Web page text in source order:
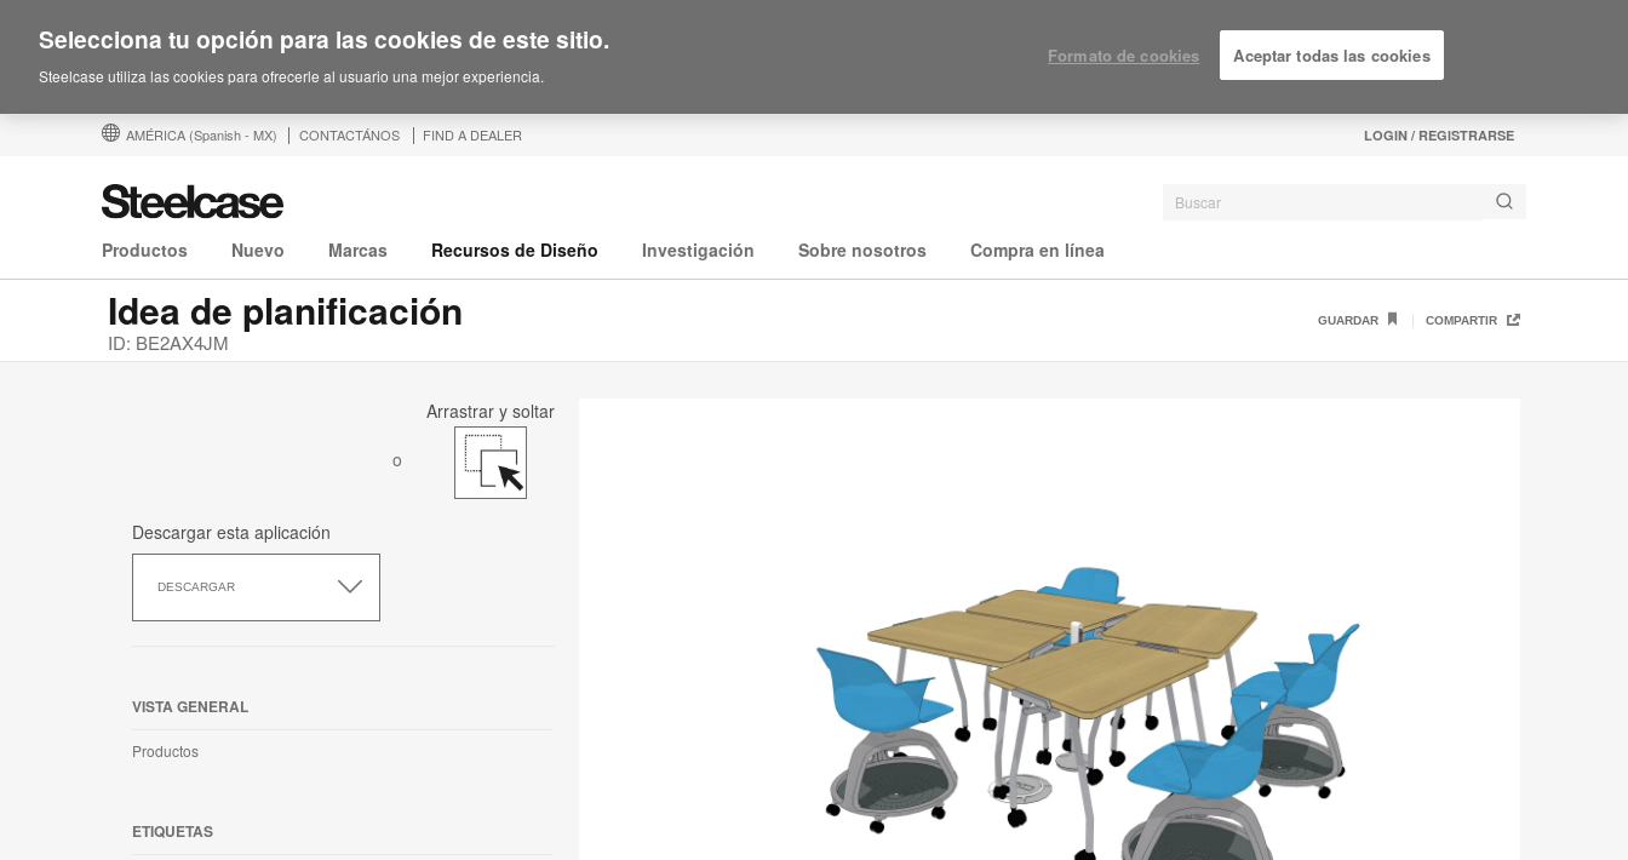
AMÉRICA (Spanish - MX) CONTACTÁNOS FIND A DEALER LOGIN / REGISTRARSE
Productos Nuevo Marcas Recursos de Diseño Investigación Sobre nosotros Compra en línea
Idea de planificación
ID: BE2AX4JM
GUARDAR COMPARTIR
Arrastrar y soltar
o
Descargar esta aplicación
DESCARGAR
esta
VISTA GENERAL
Productos
ETIQUETAS
Selecciona tu opción para las cookies de este sitio.
Steelcase utiliza las cookies para ofrecerle al usuario una mejor experiencia.
Formato de cookies Aceptar todas las cookies